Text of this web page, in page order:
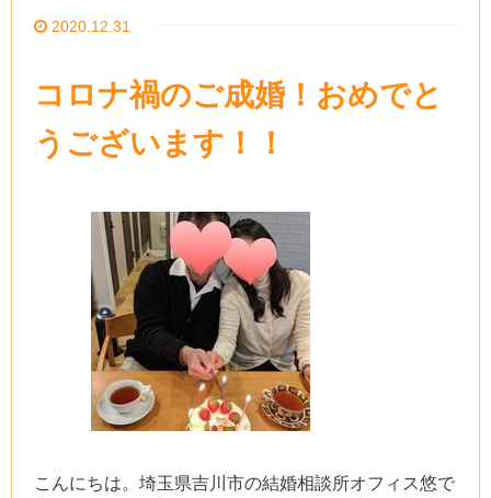
2020.12.31
コロナ禍のご成婚！おめでと
うございます！！
こんにちは。埼玉県吉川市の結婚相談所オフィス悠で